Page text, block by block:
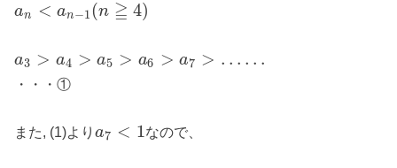
an < an−1 (n ≧ 4)
a3 > a4 > a5 > a6 > a7 > … …
・・・①
また, (1)よりa7 < 1なので、